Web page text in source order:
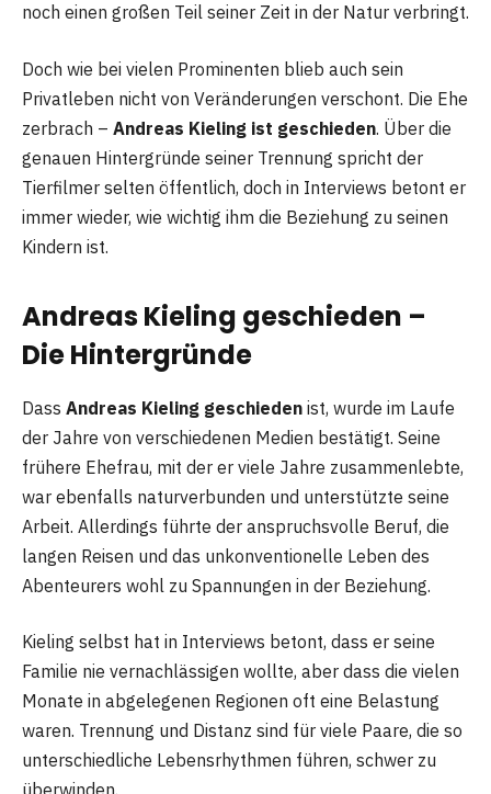
noch einen großen Teil seiner Zeit in der Natur verbringt.
Doch wie bei vielen Prominenten blieb auch sein
Privatleben nicht von Veränderungen verschont. Die Ehe
zerbrach – Andreas Kieling ist geschieden. Über die
genauen Hintergründe seiner Trennung spricht der
Tierfilmer selten öffentlich, doch in Interviews betont er
immer wieder, wie wichtig ihm die Beziehung zu seinen
Kindern ist.
Andreas Kieling geschieden –
Die Hintergründe
Dass Andreas Kieling geschieden ist, wurde im Laufe
der Jahre von verschiedenen Medien bestätigt. Seine
frühere Ehefrau, mit der er viele Jahre zusammenlebte,
war ebenfalls naturverbunden und unterstützte seine
Arbeit. Allerdings führte der anspruchsvolle Beruf, die
langen Reisen und das unkonventionelle Leben des
Abenteurers wohl zu Spannungen in der Beziehung.
Kieling selbst hat in Interviews betont, dass er seine
Familie nie vernachlässigen wollte, aber dass die vielen
Monate in abgelegenen Regionen oft eine Belastung
waren. Trennung und Distanz sind für viele Paare, die so
unterschiedliche Lebensrhythmen führen, schwer zu